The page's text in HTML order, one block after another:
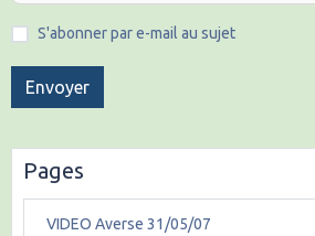
S'abonner par e-mail au sujet
Envoyer
Pages
VIDEO Averse 31/05/07